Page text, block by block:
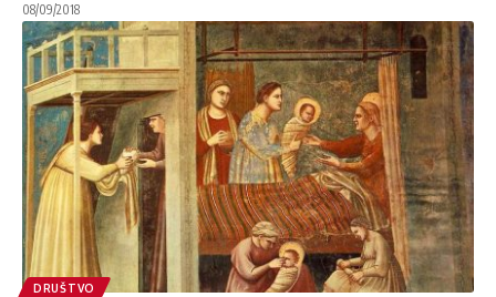
08/09/2018
DRUŠTVO